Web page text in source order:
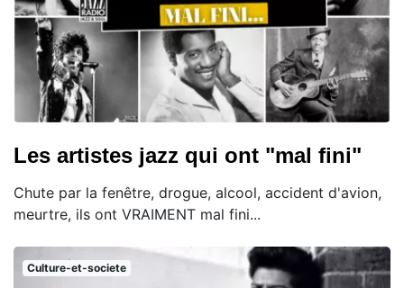
Les artistes jazz qui ont "mal fini"
Chute par la fenêtre, drogue, alcool, accident d'avion,
meurtre, ils ont VRAIMENT mal fini...
Culture-et-societe